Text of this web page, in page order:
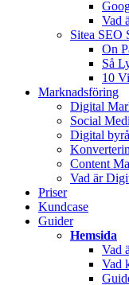
Vad
Sitea SEO
On
Så
10
Marknadsföring
Digital
Social
Digital byrå
Content
Vad är
Priser
Kundcase
Guider
Hemsida
Vad
Vad